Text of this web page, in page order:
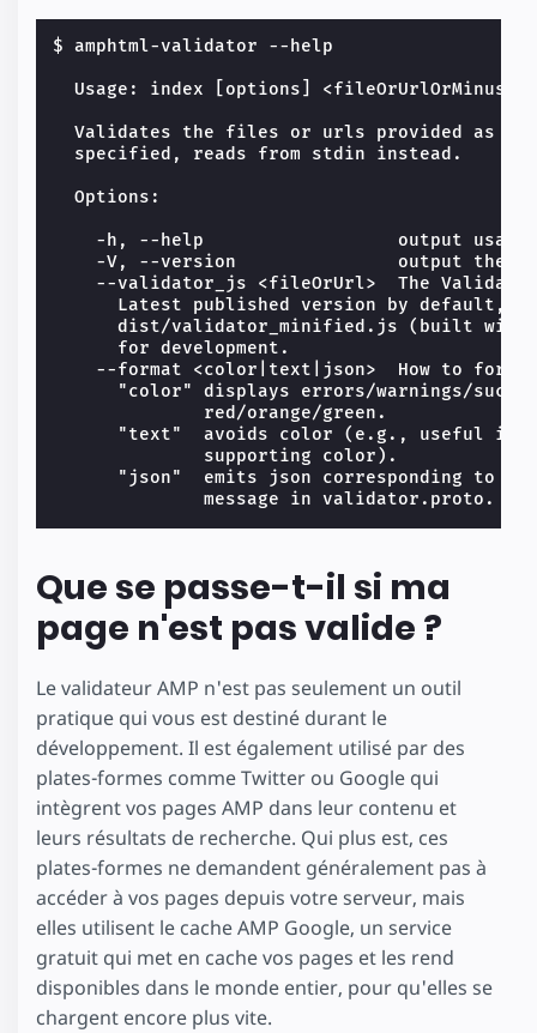
$ amphtml-validator --help
Usage: index [options]
Validates the files or urls provided as
  specified, reads from stdin instead.
  Options:
-h, --help                  output usage
-V, --version               output the
--validator_js <fileOrUrl>  The
Latest published version by default,
dist/validator_minified.js (built with
      for development.
--format <color|text|json>  How to
"color" displays errors/warnings/
              red/orange/green.
"text"  avoids color (e.g., useful in
              supporting color).
"json"  emits json corresponding to
              message in validator.proto.
Que se passe-t-il si ma
page n'est pas valide ?
Le validateur AMP n'est pas seulement un outil
pratique qui vous est destiné durant le
développement. Il est également utilisé par des
plates-formes comme Twitter ou Google qui
intègrent vos pages AMP dans leur contenu et
leurs résultats de recherche. Qui plus est, ces
plates-formes ne demandent généralement pas à
accéder à vos pages depuis votre serveur, mais
elles utilisent le cache AMP Google, un service
gratuit qui met en cache vos pages et les rend
disponibles dans le monde entier, pour qu'elles se
chargent encore plus vite.